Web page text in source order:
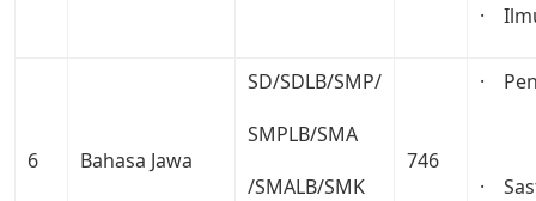
·
6 Bahasa Jawa
SD/SDLB/SMP/
SMPLB/SMA
/SMALB/SMK
746
·
·